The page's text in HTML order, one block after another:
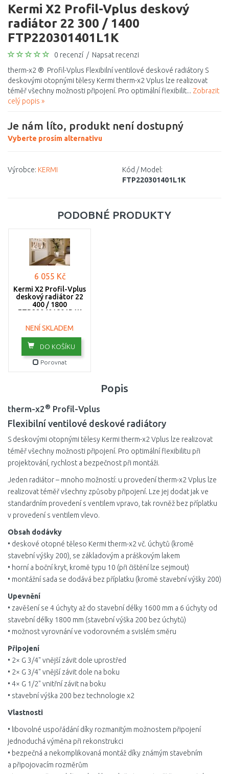
Kermi X2 Profil-Vplus deskový
radiátor 22 300 / 1400
FTP220301401L1K
0 recenzí / Napsat recenzi
therm-x2 ® Profil-Vplus Flexibilní ventilové deskové radiátory S
deskovými otopnými tělesy Kermi therm-x2 Vplus lze realizovat
téměř všechny možnosti připojení. Pro optimální flexibilit... Zobrazit
celý popis »
Je nám líto, produkt není dostupný
Vyberte prosím alternativu
Výrobce: KERMI
Kód / Model:
FTP220301401L1K
PODOBNÉ PRODUKTY
6 055 Kč
Kermi X2 Profil-Vplus
deskový radiátor 22
400 / 1800
FTP220401801R1K
NENÍ SKLADEM
DO KOŠÍKU
Porovnat
Popis
therm-x2 ® Profil-Vplus
Flexibilní ventilové deskové radiátory
S deskovými otopnými tělesy Kermi therm-x2 Vplus lze realizovat
téměř všechny možnosti připojení. Pro optimální flexibilitu při
projektování, rychlost a bezpečnost při montáži.
Jeden radiátor – mnoho možností: u provedení therm-x2 Vplus lze
realizovat téměř všechny způsoby připojení. Lze jej dodat jak ve
standardním provedení s ventilem vpravo, tak rovněž bez příplatku
v provedení s ventilem vlevo.
Obsah dodávky
• deskové otopné těleso Kermi therm-x2 vč. úchytů (kromě
stavební výšky 200), se základovým a práškovým lakem
• horní a boční kryt, kromě typu 10 (při čištění lze sejmout)
• montážní sada se dodává bez příplatku (kromě stavební výšky 200)
Upevnění
• zavěšení se 4 úchyty až do stavební délky 1600 mm a 6 úchyty od
stavební délky 1800 mm (stavební výška 200 bez úchytů)
• možnost vyrovnání ve vodorovném a svislém směru
Připojení
• 2× G 3/4" vnější závit dole uprostřed
• 2× G 3/4" vnější závit dole na boku
• 4× G 1/2" vnitřní závit na boku
• stavební výška 200 bez technologie x2
Vlastnosti
• libovolné uspořádání díky rozmanitým možnostem připojení
jednoduchá výměna při rekonstrukci
• bezpečná a nekomplikovaná montáž díky známým stavebním
a připojovacím rozměrům